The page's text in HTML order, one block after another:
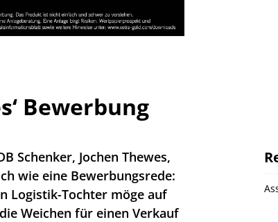
Bewerbung
Schenker, Jochen Thewes,
wie eine Bewerbungsrede:
Logistik-Tochter möge auf
Weichen für einen Verkauf